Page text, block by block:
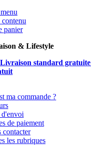
panier
& Lifestyle
standard gratuite
ma commande ?
d'envoi
de paiement
contacter
les rubriques